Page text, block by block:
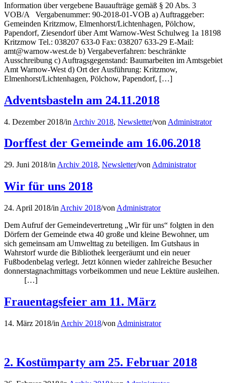
Information über vergebene Bauaufträge gemäß § 20 Abs. 3
VOB/A Vergabenummer: 90-2018-01-VOB a) Auftraggeber:
Gemeinden Kritzmow, Elmenhorst/Lichtenhagen, Pölchow,
Papendorf, Ziesendorf über Amt Warnow-West Schulweg 1a 18198
Kritzmow Tel.: 038207 633-0 Fax: 038207 633-29 E-Mail:
amt@warnow-west.de b) Vergabeverfahren: beschränkte
Ausschreibung c) Auftragsgegenstand: Baumarbeiten im Amtsgebiet
Amt Warnow-West d) Ort der Ausführung: Kritzmow,
Elmenhorst/Lichtenhagen, Pölchow, Papendorf, […]
Adventsbasteln am 24.11.2018
4. Dezember 2018/in Archiv 2018, Newsletter/von Administrator
Dorffest der Gemeinde am 16.06.2018
29. Juni 2018/in Archiv 2018, Newsletter/von Administrator
Wir für uns 2018
24. April 2018/in Archiv 2018/von Administrator
Dem Aufruf der Gemeindevertretung „Wir für uns“ folgten in den
Dörfern der Gemeinde etwa 40 große und kleine Bewohner, um
sich gemeinsam am Umwelttag zu beteiligen. Im Gutshaus in
Wahrstorf wurde die Bibliothek leergeräumt und ein neuer
Fußbodenbelag verlegt. Jetzt können wieder zahlreiche Besucher
donnerstagnachmittags vorbeikommen und neue Lektüre ausleihen.
[…]
Frauentagsfeier am 11. März
14. März 2018/in Archiv 2018/von Administrator
2. Kostümparty am 25. Februar 2018